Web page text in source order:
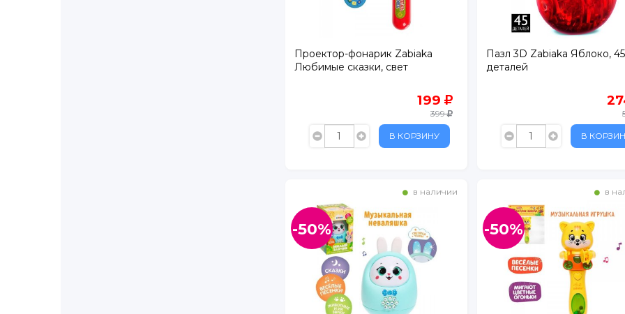
Проектор-фонарик Zabiaka
Любимые сказки, свет
199
399
В КОРЗИНУ
Пазл 3D Zabiaka Яблоко, 45
деталей
В
в наличии
-50%
в
-50%